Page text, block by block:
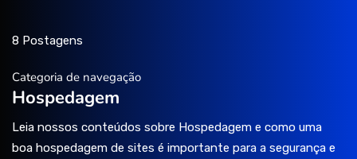
8 Postagens
Categoria de navegação
Hospedagem
Leia nossos conteúdos sobre Hospedagem e como uma
boa hospedagem de sites é importante para a segurança e